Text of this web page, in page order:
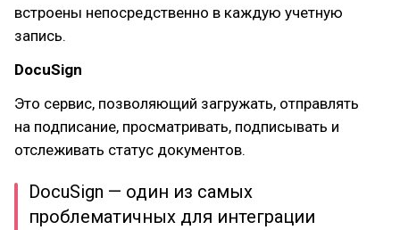
встроены непосредственно в каждую учетную
запись.
DocuSign
Это сервис, позволяющий загружать, отправлять
на подписание, просматривать, подписывать и
отслеживать статус документов.
DocuSign — один из самых
проблематичных для интеграции